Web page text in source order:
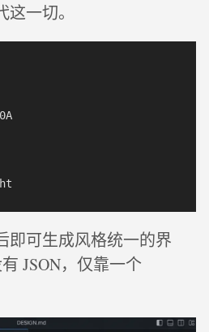
一切。
即可生成风格统一的界
JSON，仅靠一个